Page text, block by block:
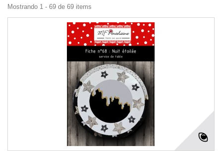
Mostrando 1 - 69 de 69 items